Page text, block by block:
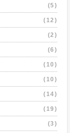
(5)
(12)
(2)
(6)
(10)
(10)
(14)
(19)
(3)